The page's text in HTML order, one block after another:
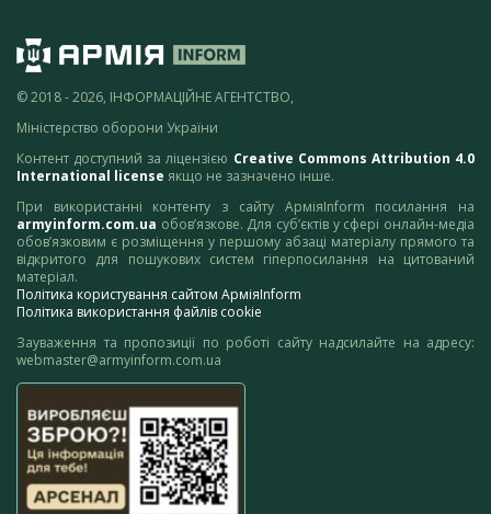
© 2018 - 2026, ІНФОРМАЦІЙНЕ АГЕНТСТВО,
Міністерство оборони України
Контент доступний за ліцензією Creative Commons Attribution 4.0
International license якщо не зазначено інше.
При використанні контенту з сайту АрміяInform посилання на
armyinform.com.ua обов’язкове. Для суб’єктів у сфері онлайн-медіа
обов’язковим є розміщення у першому абзаці матеріалу прямого та
відкритого для пошукових систем гіперпосилання на цитований
матеріал.
Політика користування сайтом АрміяInform
Політика використання файлів cookie
Зауваження та пропозиції по роботі сайту надсилайте на адресу:
webmaster@armyinform.com.ua